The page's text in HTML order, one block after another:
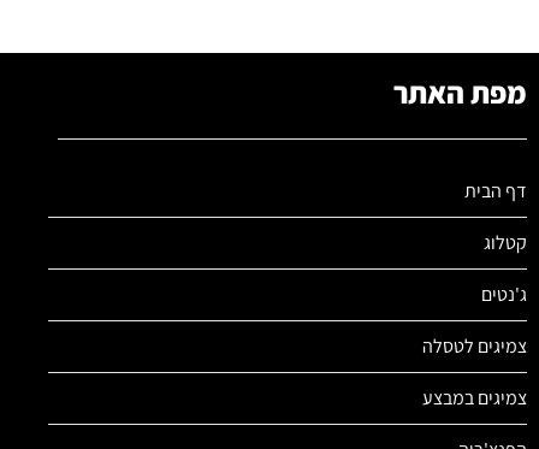
מפת האתר
דף הבית
קטלוג
ג'נטים
צמיגים לטסלה
צמיגים במבצע